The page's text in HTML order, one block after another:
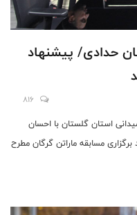
حدادی/ پیشنهاد
816
استان گلستان با احسان
مسابقه ماراتن گرگان مطرح